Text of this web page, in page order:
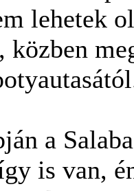
lehetek
közben
a
is van,